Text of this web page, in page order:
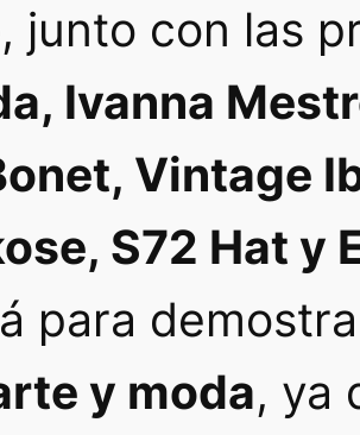
junto con las
, Ivanna
, Vintage
, S72 Hat y
para
y moda, ya